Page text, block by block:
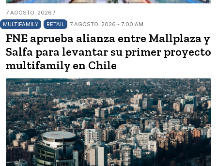
7 AGOSTO, 2026 /
MULTIFAMILY
RETAIL 7 AGOSTO, 2026 - 7:00 AM
FNE aprueba alianza entre Mallplaza y
Salfa para levantar su primer proyecto
multifamily en Chile